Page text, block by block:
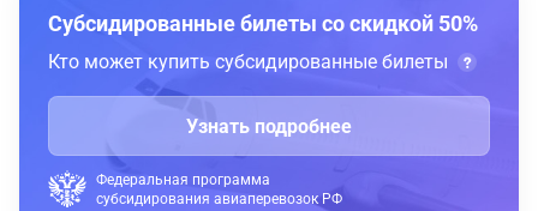
Субсидированные билеты со скидкой 50%
Кто может купить субсидированные билеты
Узнать подробнее
Федеральная программа
субсидирования авиаперевозок РФ